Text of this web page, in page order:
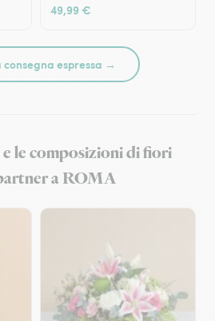
49,99 €
consegna espressa →
le composizioni di fiori
a ROMA